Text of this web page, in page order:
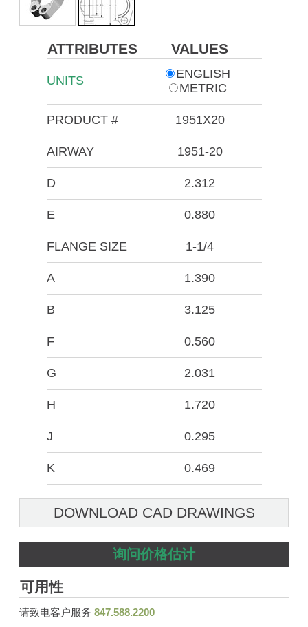
ATTRIBUTES VALUES
UNITS
ENGLISH
METRIC
PRODUCT # 1951X20
AIRWAY 1951-20
D 2.312
E 0.880
FLANGE SIZE 1-1/4
A 1.390
B 3.125
F 0.560
G 2.031
H 1.720
J 0.295
K 0.469
DOWNLOAD CAD DRAWINGS
询问价格估计
可用性
请致电客户服务 847.588.2200